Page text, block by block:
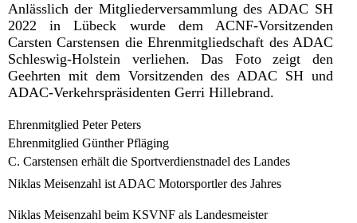
Anlässlich der Mitgliederversammlung des ADAC SH
2022 in Lübeck wurde dem ACNF-Vorsitzenden
Carsten Carstensen die Ehrenmitgliedschaft des ADAC
Schleswig-Holstein verliehen. Das Foto zeigt den
Geehrten mit dem Vorsitzenden des ADAC SH und
ADAC-Verkehrspräsidenten Gerri Hillebrand.
Ehrenmitglied Peter Peters
Ehrenmitglied Günther Pfläging
C. Carstensen erhält die Sportverdienstnadel des Landes
Niklas Meisenzahl ist ADAC Motorsportler des Jahres
Niklas Meisenzahl beim KSVNF als Landesmeister